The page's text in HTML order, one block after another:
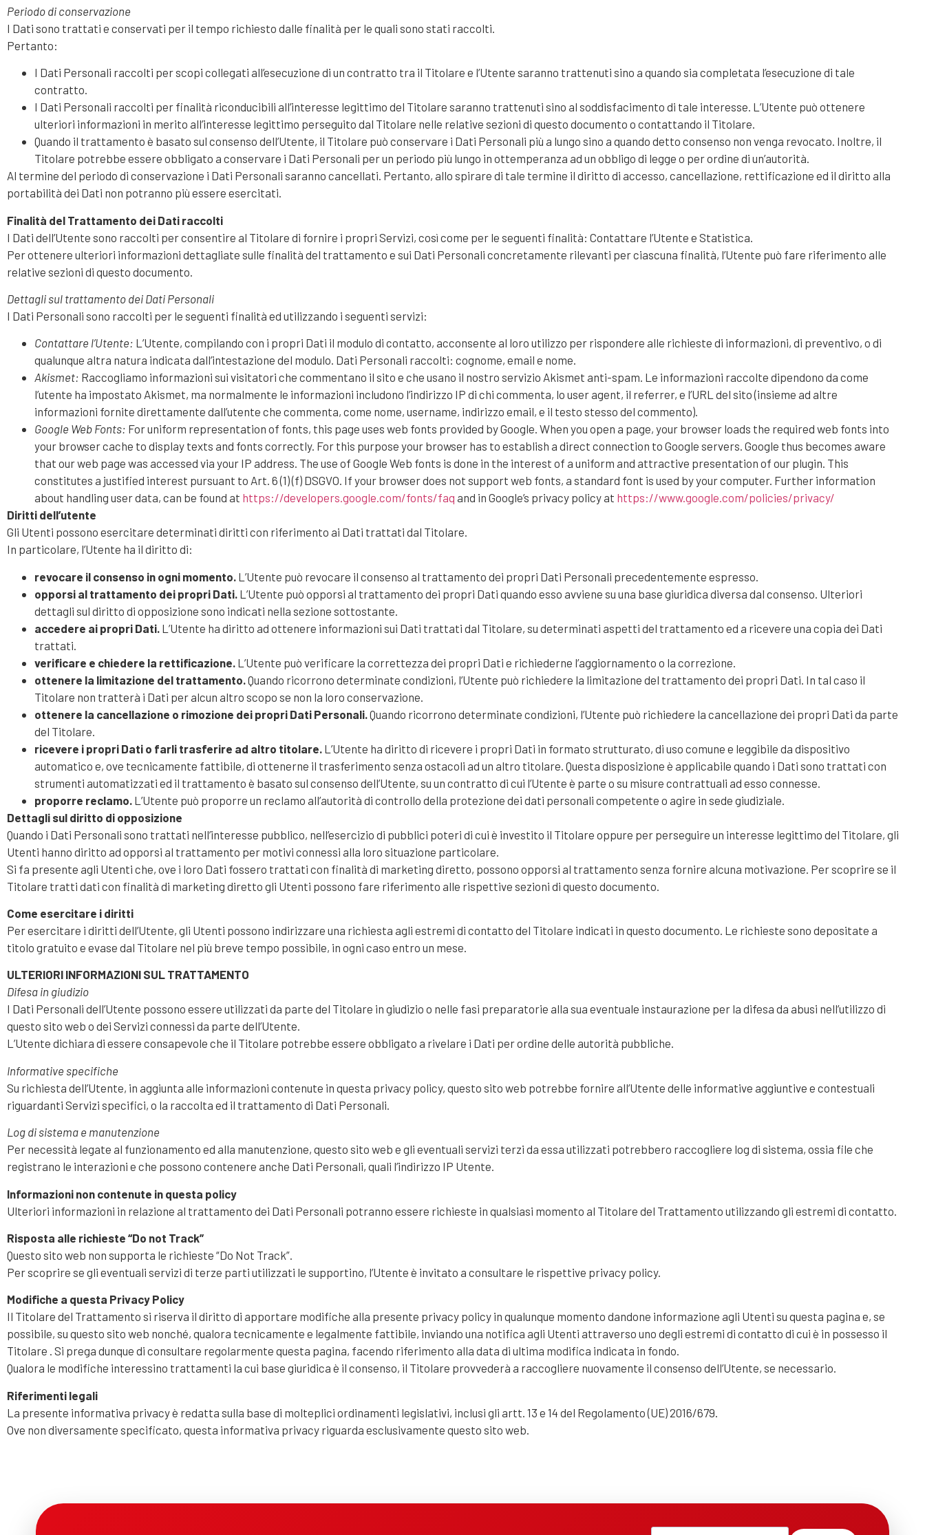
Periodo di conservazione
I Dati sono trattati e conservati per il tempo richiesto dalle finalità per le quali sono stati raccolti.
Pertanto:
I Dati Personali raccolti per scopi collegati all’esecuzione di un contratto tra il Titolare e l’Utente saranno trattenuti sino a quando sia completata l’esecuzione di tale
contratto.
I Dati Personali raccolti per finalità riconducibili all’interesse legittimo del Titolare saranno trattenuti sino al soddisfacimento di tale interesse. L’Utente può ottenere
ulteriori informazioni in merito all’interesse legittimo perseguito dal Titolare nelle relative sezioni di questo documento o contattando il Titolare.
Quando il trattamento è basato sul consenso dell’Utente, il Titolare può conservare i Dati Personali più a lungo sino a quando detto consenso non venga revocato. Inoltre, il
Titolare potrebbe essere obbligato a conservare i Dati Personali per un periodo più lungo in ottemperanza ad un obbligo di legge o per ordine di un’autorità.
Al termine del periodo di conservazione i Dati Personali saranno cancellati. Pertanto, allo spirare di tale termine il diritto di accesso, cancellazione, rettificazione ed il diritto alla
portabilità dei Dati non potranno più essere esercitati.
Finalità del Trattamento dei Dati raccolti
I Dati dell’Utente sono raccolti per consentire al Titolare di fornire i propri Servizi, così come per le seguenti finalità: Contattare l’Utente e Statistica.
Per ottenere ulteriori informazioni dettagliate sulle finalità del trattamento e sui Dati Personali concretamente rilevanti per ciascuna finalità, l’Utente può fare riferimento alle
relative sezioni di questo documento.
Dettagli sul trattamento dei Dati Personali
I Dati Personali sono raccolti per le seguenti finalità ed utilizzando i seguenti servizi:
Contattare l’Utente: L’Utente, compilando con i propri Dati il modulo di contatto, acconsente al loro utilizzo per rispondere alle richieste di informazioni, di preventivo, o di
qualunque altra natura indicata dall’intestazione del modulo. Dati Personali raccolti: cognome, email e nome.
Akismet: Raccogliamo informazioni sui visitatori che commentano il sito e che usano il nostro servizio Akismet anti-spam. Le informazioni raccolte dipendono da come
l’utente ha impostato Akismet, ma normalmente le informazioni includono l’indirizzo IP di chi commenta, lo user agent, il referrer, e l’URL del sito (insieme ad altre
informazioni fornite direttamente dall’utente che commenta, come nome, username, indirizzo email, e il testo stesso del commento).
Google Web Fonts: For uniform representation of fonts, this page uses web fonts provided by Google. When you open a page, your browser loads the required web fonts into
your browser cache to display texts and fonts correctly. For this purpose your browser has to establish a direct connection to Google servers. Google thus becomes aware
that our web page was accessed via your IP address. The use of Google Web fonts is done in the interest of a uniform and attractive presentation of our plugin. This
constitutes a justified interest pursuant to Art. 6 (1) (f) DSGVO. If your browser does not support web fonts, a standard font is used by your computer. Further information
about handling user data, can be found at https://developers.google.com/fonts/faq and in Google’s privacy policy at https://www.google.com/policies/privacy/
Diritti dell’utente
Gli Utenti possono esercitare determinati diritti con riferimento ai Dati trattati dal Titolare.
In particolare, l’Utente ha il diritto di:
revocare il consenso in ogni momento. L’Utente può revocare il consenso al trattamento dei propri Dati Personali precedentemente espresso.
opporsi al trattamento dei propri Dati. L’Utente può opporsi al trattamento dei propri Dati quando esso avviene su una base giuridica diversa dal consenso. Ulteriori
dettagli sul diritto di opposizione sono indicati nella sezione sottostante.
accedere ai propri Dati. L’Utente ha diritto ad ottenere informazioni sui Dati trattati dal Titolare, su determinati aspetti del trattamento ed a ricevere una copia dei Dati
trattati.
verificare e chiedere la rettificazione. L’Utente può verificare la correttezza dei propri Dati e richiederne l’aggiornamento o la correzione.
ottenere la limitazione del trattamento. Quando ricorrono determinate condizioni, l’Utente può richiedere la limitazione del trattamento dei propri Dati. In tal caso il
Titolare non tratterà i Dati per alcun altro scopo se non la loro conservazione.
ottenere la cancellazione o rimozione dei propri Dati Personali. Quando ricorrono determinate condizioni, l’Utente può richiedere la cancellazione dei propri Dati da parte
del Titolare.
ricevere i propri Dati o farli trasferire ad altro titolare. L’Utente ha diritto di ricevere i propri Dati in formato strutturato, di uso comune e leggibile da dispositivo
automatico e, ove tecnicamente fattibile, di ottenerne il trasferimento senza ostacoli ad un altro titolare. Questa disposizione è applicabile quando i Dati sono trattati con
strumenti automatizzati ed il trattamento è basato sul consenso dell’Utente, su un contratto di cui l’Utente è parte o su misure contrattuali ad esso connesse.
proporre reclamo. L’Utente può proporre un reclamo all’autorità di controllo della protezione dei dati personali competente o agire in sede giudiziale.
Dettagli sul diritto di opposizione
Quando i Dati Personali sono trattati nell’interesse pubblico, nell’esercizio di pubblici poteri di cui è investito il Titolare oppure per perseguire un interesse legittimo del Titolare, gli
Utenti hanno diritto ad opporsi al trattamento per motivi connessi alla loro situazione particolare.
Si fa presente agli Utenti che, ove i loro Dati fossero trattati con finalità di marketing diretto, possono opporsi al trattamento senza fornire alcuna motivazione. Per scoprire se il
Titolare tratti dati con finalità di marketing diretto gli Utenti possono fare riferimento alle rispettive sezioni di questo documento.
Come esercitare i diritti
Per esercitare i diritti dell’Utente, gli Utenti possono indirizzare una richiesta agli estremi di contatto del Titolare indicati in questo documento. Le richieste sono depositate a
titolo gratuito e evase dal Titolare nel più breve tempo possibile, in ogni caso entro un mese.
ULTERIORI INFORMAZIONI SUL TRATTAMENTO
Difesa in giudizio
I Dati Personali dell’Utente possono essere utilizzati da parte del Titolare in giudizio o nelle fasi preparatorie alla sua eventuale instaurazione per la difesa da abusi nell’utilizzo di
questo sito web o dei Servizi connessi da parte dell’Utente.
L’Utente dichiara di essere consapevole che il Titolare potrebbe essere obbligato a rivelare i Dati per ordine delle autorità pubbliche.
Informative specifiche
Su richiesta dell’Utente, in aggiunta alle informazioni contenute in questa privacy policy, questo sito web potrebbe fornire all’Utente delle informative aggiuntive e contestuali
riguardanti Servizi specifici, o la raccolta ed il trattamento di Dati Personali.
Log di sistema e manutenzione
Per necessità legate al funzionamento ed alla manutenzione, questo sito web e gli eventuali servizi terzi da essa utilizzati potrebbero raccogliere log di sistema, ossia file che
registrano le interazioni e che possono contenere anche Dati Personali, quali l’indirizzo IP Utente.
Informazioni non contenute in questa policy
Ulteriori informazioni in relazione al trattamento dei Dati Personali potranno essere richieste in qualsiasi momento al Titolare del Trattamento utilizzando gli estremi di contatto.
Risposta alle richieste “Do not Track”
Questo sito web non supporta le richieste “Do Not Track”.
Per scoprire se gli eventuali servizi di terze parti utilizzati le supportino, l’Utente è invitato a consultare le rispettive privacy policy.
Modifiche a questa Privacy Policy
Il Titolare del Trattamento si riserva il diritto di apportare modifiche alla presente privacy policy in qualunque momento dandone informazione agli Utenti su questa pagina e, se
possibile, su questo sito web nonché, qualora tecnicamente e legalmente fattibile, inviando una notifica agli Utenti attraverso uno degli estremi di contatto di cui è in possesso il
Titolare . Si prega dunque di consultare regolarmente questa pagina, facendo riferimento alla data di ultima modifica indicata in fondo.
Qualora le modifiche interessino trattamenti la cui base giuridica è il consenso, il Titolare provvederà a raccogliere nuovamente il consenso dell’Utente, se necessario.
Riferimenti legali
La presente informativa privacy è redatta sulla base di molteplici ordinamenti legislativi, inclusi gli artt. 13 e 14 del Regolamento (UE) 2016/679.
Ove non diversamente specificato, questa informativa privacy riguarda esclusivamente questo sito web.